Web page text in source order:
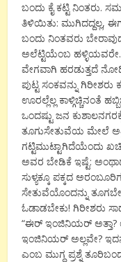
ಬಂದು ಕೈ ಕಟ್ಟಿ ನಿಂತರು.
ತಿಳಿಯಿತು: ಮುಗಿದದ್ದಲ್ಲ,
ಬಂದು ನಿಂತವರು
ಅಲೆಟ್ಟಿಯೆಂಬ ಹಳ್ಳಿಯವರೇ.
ವೇಗವಾಗಿ ಹರಡುತ್ತದೆ
ಪುಟ್ಟ ಸಂಕವನ್ನು
ಊರಲ್ಲೆಲ್ಲ ಕಾಳ್ಗಿಚ್ಚಿನಂತೆ
ಒಂದಷ್ಟು ಜನ
ತೂಗುಸೇತುವೆಯ ಮೇಲೆ
ಗಟ್ಟಿಮುಟ್ಟಾಗಿದೆಯೆಂದು
ಅವರ ಬೇಡಿಕೆ ಇಷ್ಟೆ:
ಸುಳ್ಯಕ್ಕೂ ಪಕ್ಕದ
ಸೇತುವೆಯೊಂದನ್ನು
ಓಡಾಡಬೇಕು! ಗಿರೀಶರು
“ಈರ್ ಇಂಜಿನಿಯರ್ ಅತ್ತಾ?
ಇಂಜಿನಿಯರ್ ಅಲ್ಲವೇ?
ಎಂಬ ಮುಗ್ಧ ಪ್ರಶ್ನೆ